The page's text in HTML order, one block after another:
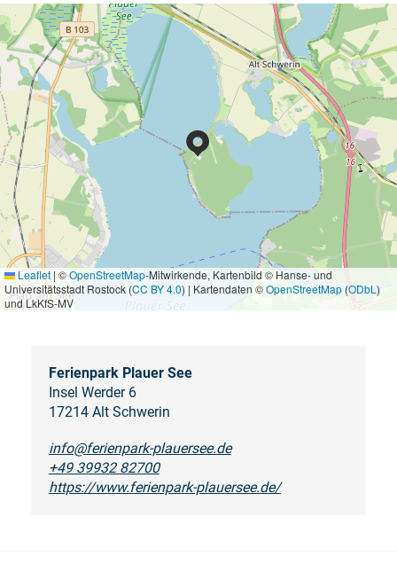
Leaflet | ©OpenStreetMap-Mitwirkende, Kartenbild © Hanse- und
Universitätsstadt Rostock (CC BY 4.0) | Kartendaten ©OpenStreetMap (ODbL )
und LkKfS-MV
Ferienpark Plauer See
Insel Werder 6
17214 Alt Schwerin
info@ferienpark-plauersee.de
+49 39932 82700
https://www.ferienpark-plauersee.de/